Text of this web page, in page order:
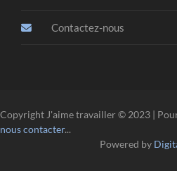
Contactez-nous
Copyright J'aime travailler © 2023 |
nous contacter...
Powered by